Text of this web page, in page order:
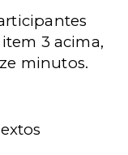
3 acima,
minutos.